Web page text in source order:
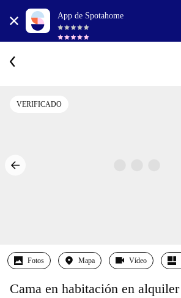
App de Spotahome
VERIFICADO
Fotos Mapa Vídeo
Cama en habitación en